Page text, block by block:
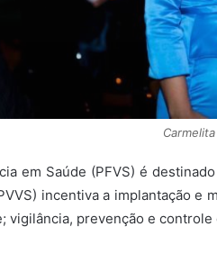
em Saúde (PFVS) é
incentiva a implantação
vigilância, prevenção e